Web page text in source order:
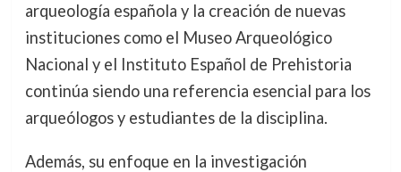
arqueología española y la creación de nuevas
instituciones como el Museo Arqueológico
Nacional y el Instituto Español de Prehistoria
continúa siendo una referencia esencial para los
arqueólogos y estudiantes de la disciplina.
Además, su enfoque en la investigación